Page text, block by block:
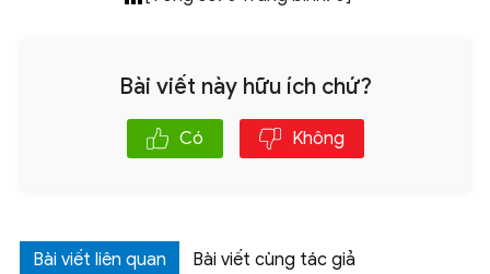
Bài viết này hữu ích chứ?
Có Không
Bài viết liên quan Bài viết cùng tác giả